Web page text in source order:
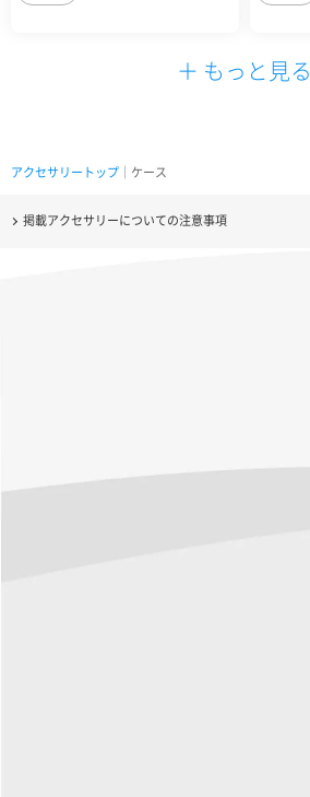
＋ もっと見る
アクセサリートップ ｜ケース
掲載アクセサリーについての注意事項